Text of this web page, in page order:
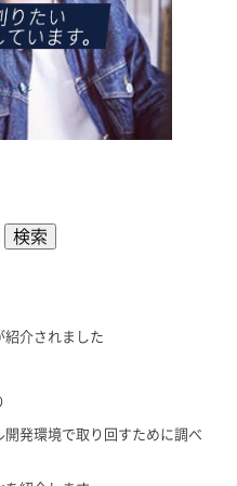
紹介されました
発環境で取り回すために調べ